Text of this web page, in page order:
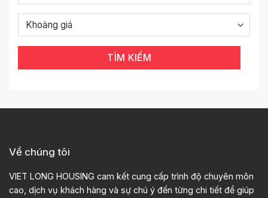
TÌM KIẾM
Về chúng tôi
VIET LONG HOUSING cam kết cung cấp trình độ chuyên môn
cao, dịch vụ khách hàng và sự chú ý đến từng chi tiết để giúp